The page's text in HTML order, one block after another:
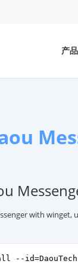
产品
with winget,
--